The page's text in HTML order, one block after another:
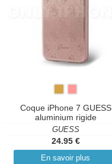
Coque iPhone 7 GUESS
aluminium rigide
GUESS
24.95 €
En savoir plus